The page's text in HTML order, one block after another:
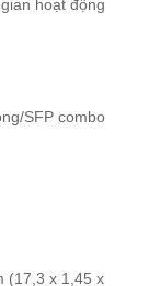
hoạt động
SFP combo
(17,3 x 1,45 x